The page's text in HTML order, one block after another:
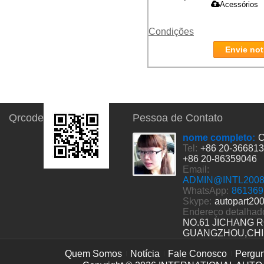
Acessórios
Condições
Envie
Qrcode Pessoa de Contato
nome completo:
Tel: +86 20-
+86 20-86359046
Email:
WhatsApp:
Skype:
Endereço
NO.61 JICHANG
Quem Somos Notícia Fale Conosco